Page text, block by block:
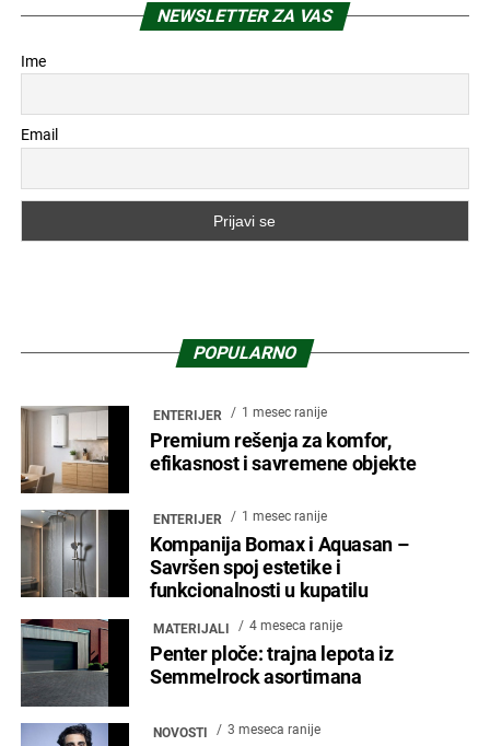
NEWSLETTER ZA VAS
Ime
Email
POPULARNO
ENTERIJER 1 mesec ranije
Premium rešenja za komfor,
efikasnost i savremene objekte
ENTERIJER 1 mesec ranije
Kompanija Bomax i Aquasan –
Savršen spoj estetike i
funkcionalnosti u kupatilu
MATERIJALI 4 meseca ranije
Penter ploče: trajna lepota iz
Semmelrock asortimana
NOVOSTI 3 meseca ranije